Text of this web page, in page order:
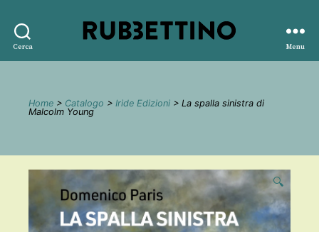
Cerca
editore
Menu
Home > Catalogo > Iride Edizioni > La spalla sinistra di
Malcolm Young
🔍